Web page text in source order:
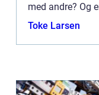
med andre? Og
og monotone
Toke Larsen